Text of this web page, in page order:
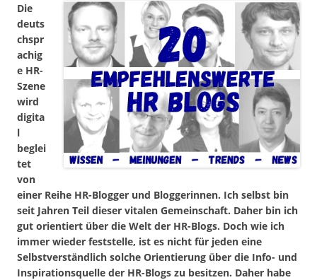
Die
deuts
chspr
achig
e HR-
Szene
wird
digita
l
beglei
tet
von
einer Reihe HR-Blogger und Bloggerinnen. Ich selbst bin
seit Jahren Teil dieser vitalen Gemeinschaft. Daher bin ich
gut orientiert über die Welt der HR-Blogs. Doch wie ich
immer wieder feststelle, ist es nicht für jeden eine
Selbstverständlich solche Orientierung über die Info- und
Inspirationsquelle der HR-Blogs zu besitzen. Daher habe